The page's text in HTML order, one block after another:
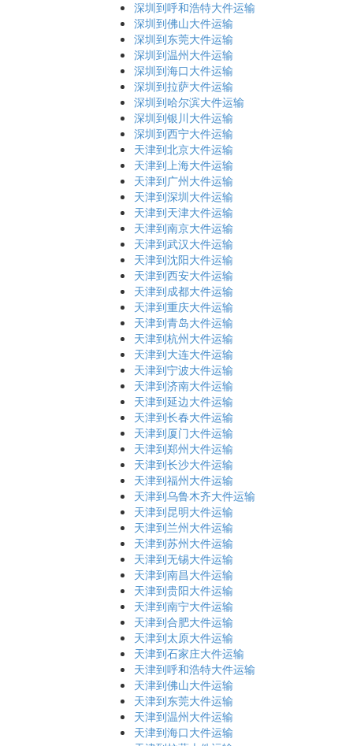
深圳到呼和浩特大件运输
深圳到佛山大件运输
深圳到东莞大件运输
深圳到温州大件运输
深圳到海口大件运输
深圳到拉萨大件运输
深圳到哈尔滨大件运输
深圳到银川大件运输
深圳到西宁大件运输
天津到北京大件运输
天津到上海大件运输
天津到广州大件运输
天津到深圳大件运输
天津到天津大件运输
天津到南京大件运输
天津到武汉大件运输
天津到沈阳大件运输
天津到西安大件运输
天津到成都大件运输
天津到重庆大件运输
天津到青岛大件运输
天津到杭州大件运输
天津到大连大件运输
天津到宁波大件运输
天津到济南大件运输
天津到延边大件运输
天津到长春大件运输
天津到厦门大件运输
天津到郑州大件运输
天津到长沙大件运输
天津到福州大件运输
天津到乌鲁木齐大件运输
天津到昆明大件运输
天津到兰州大件运输
天津到苏州大件运输
天津到无锡大件运输
天津到南昌大件运输
天津到贵阳大件运输
天津到南宁大件运输
天津到合肥大件运输
天津到太原大件运输
天津到石家庄大件运输
天津到呼和浩特大件运输
天津到佛山大件运输
天津到东莞大件运输
天津到温州大件运输
天津到海口大件运输